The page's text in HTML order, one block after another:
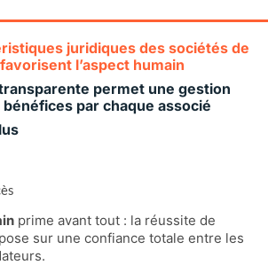
prime avant tout : la réussite de
sur une confiance totale entre les
juridiques des sociétés de
l’aspect humain
permet une gestion
par chaque associé